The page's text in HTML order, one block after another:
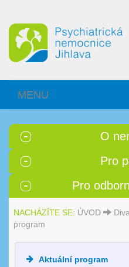
MENU
O
Pro
Pro
NACHÁZÍTE SE: ÚVOD
program
Aktuální program